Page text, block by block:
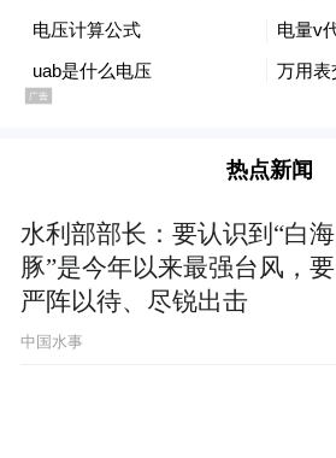
热点新闻
水利部部长：要认识到“白海
豚”是今年以来最强台风，要
严阵以待、尽锐出击
中国水事